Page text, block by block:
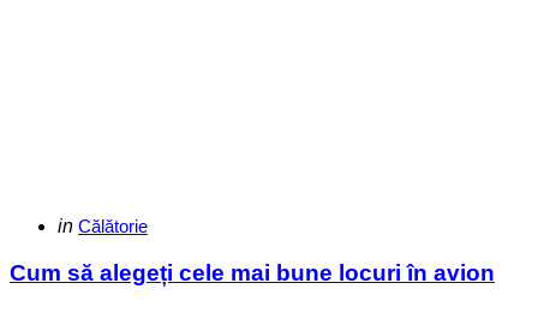
Categories
Posted
in Călătorie
Cum să alegeți cele mai bune locuri în avion